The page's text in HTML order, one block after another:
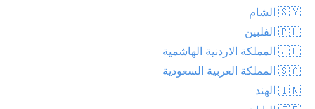
🇸🇾 الشام
🇵🇭 الفلبين
🇯🇴 المملكة الاردنية الهاشمية
🇸🇦 المملكة العربية السعودية
🇮🇳 الهند